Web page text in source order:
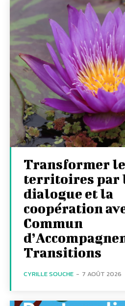
Transformer
territoires par
dialogue et la
coopération
Commun
Transitions
CYRILLE SOUCHE - 7 AOÛT 2026